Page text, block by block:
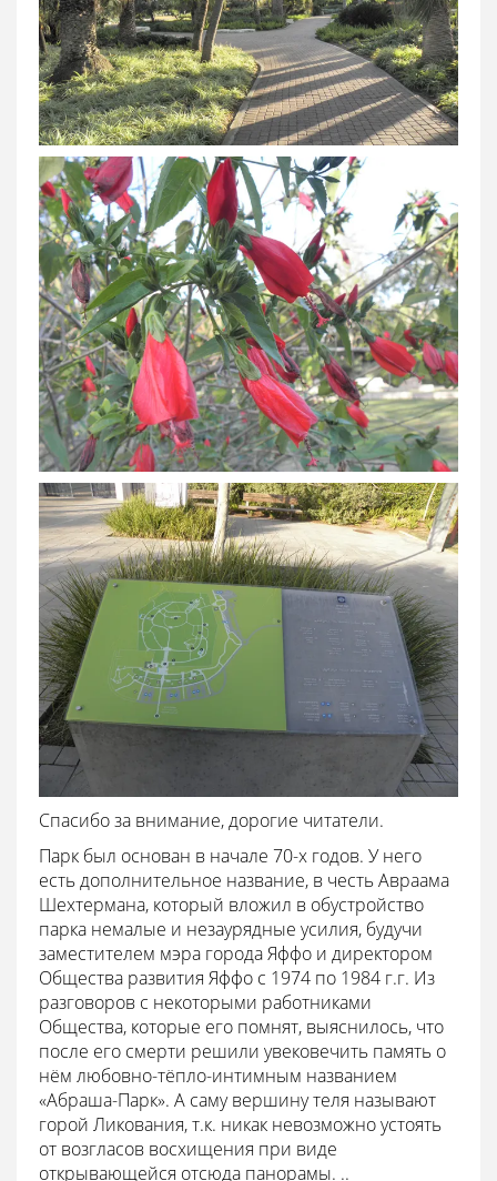
Спасибо за внимание, дорогие читатели.
Парк был основан в начале 70-х годов. У него
есть дополнительное название, в честь Авраама
Шехтермана, который вложил в обустройство
парка немалые и незаурядные усилия, будучи
заместителем мэра города Яффо и директором
Общества развития Яффо с 1974 по 1984 г.г. Из
разговоров с некоторыми работниками
Общества, которые его помнят, выяснилось, что
после его смерти решили увековечить память о
нём любовно-тёпло-интимным названием
«Абраша-Парк». А саму вершину теля называют
горой Ликования, т.к. никак невозможно устоять
от возгласов восхищения при виде
открывающейся отсюда панорамы. ..